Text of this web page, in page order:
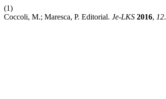
(1)
Coccoli, M.; Maresca, P. Editorial. Je-LKS 2016, 12.